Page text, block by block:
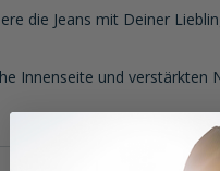
die Jeans mit Deiner
Innenseite und